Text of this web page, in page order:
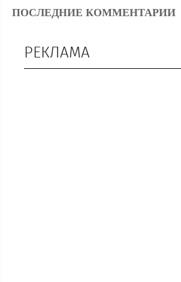
ПОСЛЕДНИЕ КОММЕНТАРИИ
РЕКЛАМА